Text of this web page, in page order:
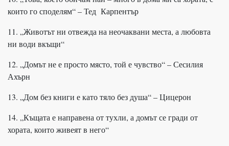
които го споделям“ – Тед Карпентър
11. „Животът ни отвежда на неочаквани места, а любовта
ни води вкъщи“
12. „Домът не е просто място, той е чувство“ – Сесилия
Ахърн
13. „Дом без книги е като тяло без душа“ – Цицерон
14. „Къщата е направена от тухли, а домът се гради от
хората, които живеят в него“